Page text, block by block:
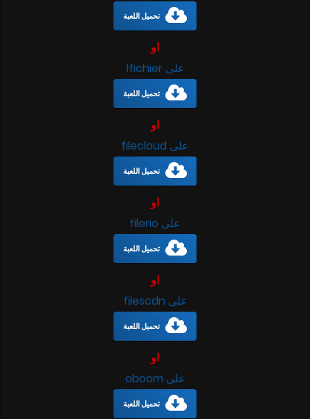
تحميل اللعبة
او
على 1fichier
تحميل اللعبة
او
على filecloud
تحميل اللعبة
او
على filerio
تحميل اللعبة
او
على filescdn
تحميل اللعبة
او
على oboom
تحميل اللعبة